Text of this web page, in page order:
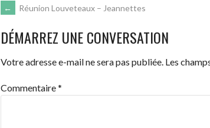
← Réunion Louveteaux – Jeannettes
DÉMARREZ UNE CONVERSATION
Votre adresse e-mail ne sera pas publiée. Les
Commentaire*